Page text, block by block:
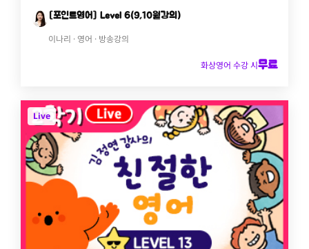
[포인트영어] Level 6(9,10월강의)
이나리 · 영어 · 방송강의
화상영어 수강 시무료
Live